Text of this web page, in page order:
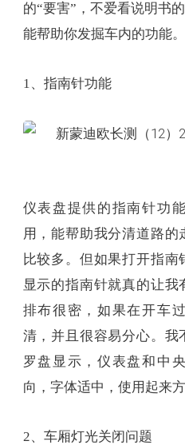
的“要害”，不爱看说明书
能帮助你发掘车内的功能。
1、指南针功能
仪表盘提供的指南针功
用，能帮助我分清道路
比较多。但如果打开指
显示的指南针就真的让我
排布很密，如果在开车
清，并且很容易分心。我
罗盘显示，仪表盘和中
向，字体适中，使用起来方
2、车厢灯光关闭问题